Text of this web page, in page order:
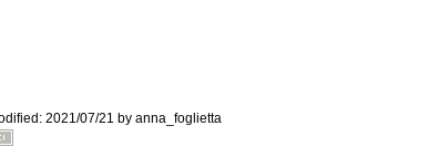
2021/07/21 by anna_foglietta